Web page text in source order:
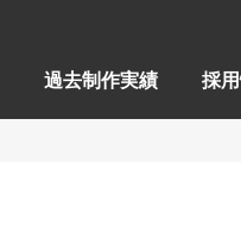
過去制作実績 採